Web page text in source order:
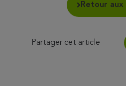
Retour aux
Partager cet article